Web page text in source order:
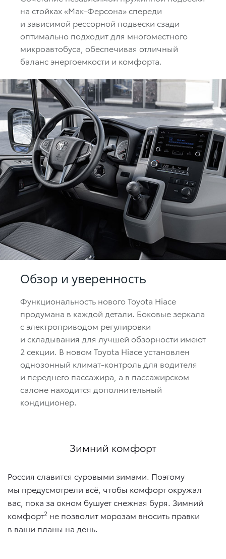
на стойках «Мак-Ферсона» спереди
и зависимой рессорной подвески сзади
оптимально подходит для многоместного
микроавтобуса, обеспечивая отличный
баланс энергоемкости и комфорта.
Обзор и уверенность
Функциональность нового Toyota Hiace
продумана в каждой детали. Боковые зеркала
с электроприводом регулировки
и складывания для лучшей обзорности имеют
2 секции. В новом Toyota Hiace установлен
однозонный климат-контроль для водителя
и переднего пассажира, а в пассажирском
салоне находится дополнительный
кондиционер.
Зимний комфорт
Россия славится суровыми зимами. Поэтому
мы предусмотрели всё, чтобы комфорт окружал
вас, пока за окном бушует снежная буря. Зимний
комфорт2 не позволит морозам вносить правки
в ваши планы на день.